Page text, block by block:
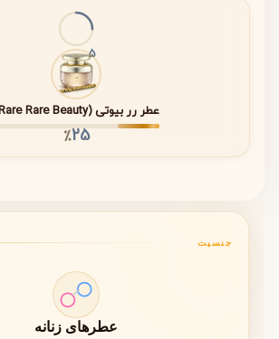
تحلیل نت‌های ابتدایی
• شروعی شاداب و پرانرژی با رایحه‌های
• حضور فلفل صورتی برای ایجاد حس
• ایجاد اولین تأثیر جذاب و سرزنده
قلب گلی و زنانه عطر
• گل‌های سفید با حس پاکی و زنانگی
• ایجاد تعادل بین طراوت و لطافت
پایه‌ای گرم و ماندگار
• مشک برای ایجاد عمق و ماندگاری بالا
5
عطر رر بیوتی (Rare Rare Beauty)
25٪
جنسیت
عطرهای زنانه